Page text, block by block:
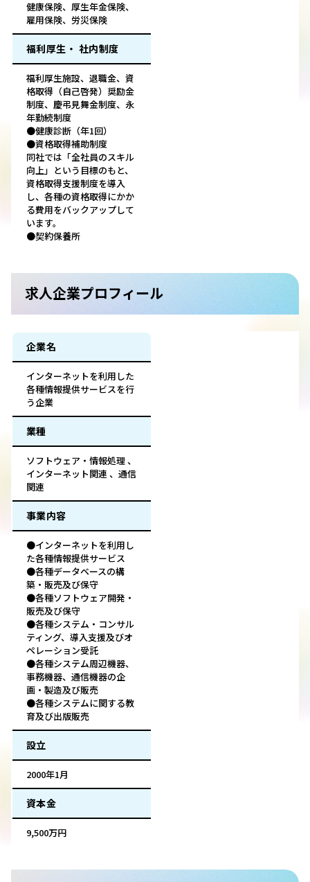
健康保険、厚生年金保険、
雇用保険、労災保険
福利厚生・ 社内制度
福利厚生施設、退職金、資
格取得（自己啓発）奨励金
制度、慶弔見舞金制度、永
年勤続制度
●健康診断（年1回）
●資格取得補助制度
同社では「全社員のスキル
向上」という目標のもと、
資格取得支援制度を導入
し、各種の資格取得にかか
る費用をバックアップして
います。
●契約保養所
求人企業プロフィール
企業名
インターネットを利用した
各種情報提供サービスを行
う企業
業種
ソフトウェア・情報処理 、
インターネット関連 、通信
関連
事業内容
●インターネットを利用し
た各種情報提供サービス
●各種データベースの構
築・販売及び保守
●各種ソフトウェア開発・
販売及び保守
●各種システム・コンサル
ティング、導入支援及びオ
ペレーション受託
●各種システム周辺機器、
事務機器、通信機器の企
画・製造及び販売
●各種システムに関する教
育及び出版販売
設立
2000年1月
資本金
9,500万円